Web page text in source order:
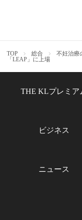
TOP 総合
不妊治療
「LEAP」に上場
THE KLプレミア
ビジネス
ニュース